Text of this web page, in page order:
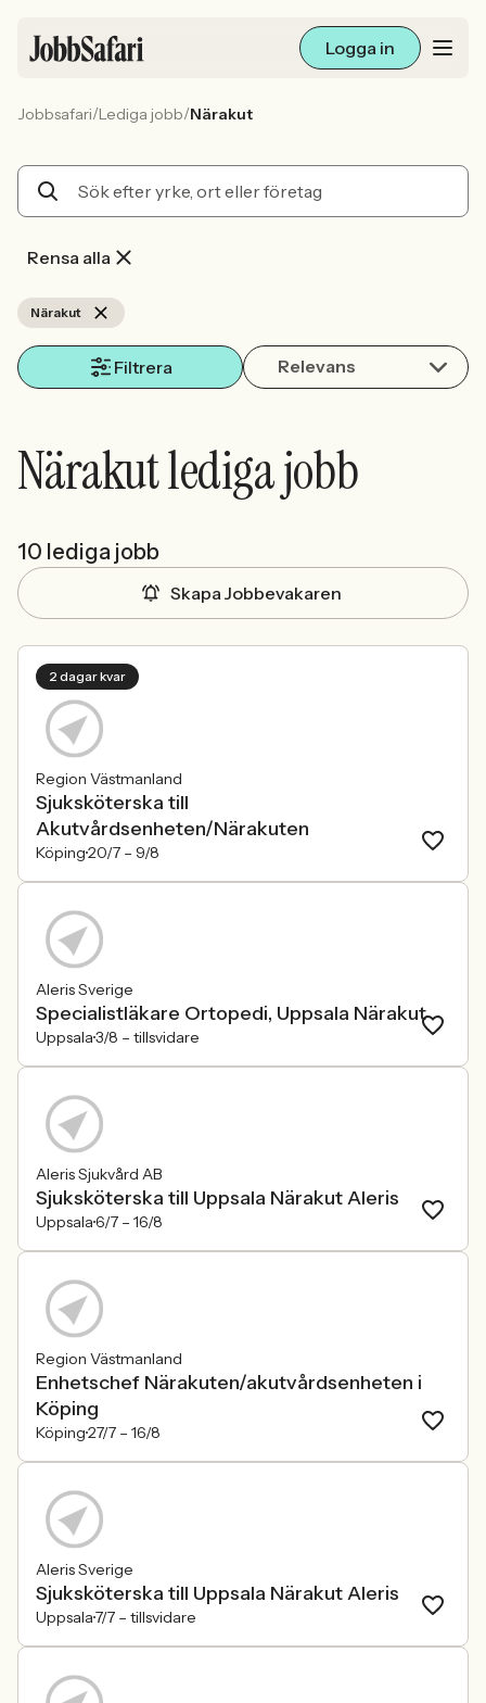
Logga in
Arbetsliv och karriär
Sök med AI
Jobbsafari/Lediga jobb/Närakut
Rensa alla
Närakut
Filtrera Relevans
Närakut lediga jobb
10 lediga jobb
Skapa Jobbevakaren
2 dagar kvar
Region Västmanland
Sjuksköterska till
Akutvårdsenheten/Närakuten
Köping20/7 – 9/8
Aleris Sverige
Specialistläkare Ortopedi, Uppsala Närakut
Uppsala3/8 – tillsvidare
Aleris Sjukvård AB
Sjuksköterska till Uppsala Närakut Aleris
Uppsala6/7 – 16/8
Region Västmanland
Enhetschef Närakuten/akutvårdsenheten i
Köping
Köping27/7 – 16/8
Aleris Sverige
Sjuksköterska till Uppsala Närakut Aleris
Uppsala7/7 – tillsvidare